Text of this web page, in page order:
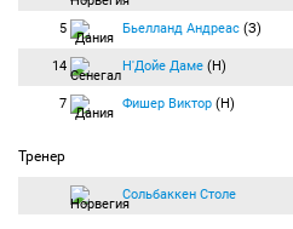
5 Бьелланд Андреас (З)
14 Н'Дойе Даме (Н)
7 Фишер Виктор (Н)
Тренер
Сольбаккен Столе